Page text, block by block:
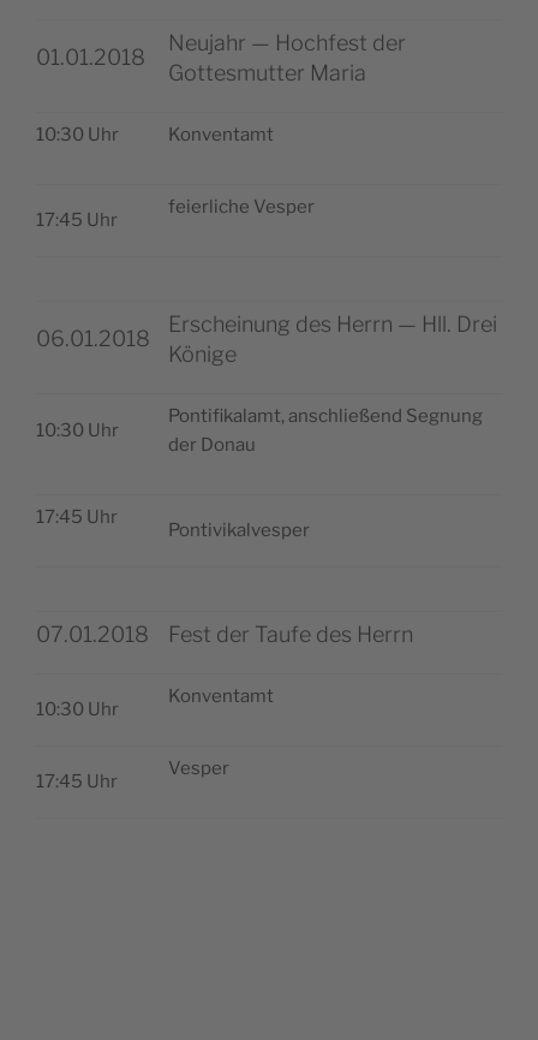
01.01.2018
Neujahr — Hochfest der
Gottesmutter Maria
10:30 Uhr Kon­ven­tamt
17:45 Uhr
fei­er­lic­he Vesper
06.01.2018
Erscheinung des Herrn — Hll. Drei
Könige
10:30 Uhr
Pon­tifi­ka­lamt, ansc­hli­e­ßend Seg­nung
der Donau
17:45 Uhr
Pon­ti­vi­kal­ves­per
07.01.2018 Fest der Taufe des Herrn
10:30 Uhr
Kon­ven­tamt
17:45 Uhr
Ves­per